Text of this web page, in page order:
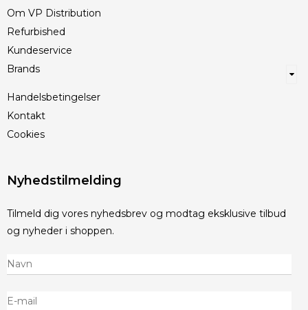
Om VP Distribution
Refurbished
Kundeservice
Brands
Handelsbetingelser
Kontakt
Cookies
Nyhedstilmelding
Tilmeld dig vores nyhedsbrev og modtag eksklusive tilbud
og nyheder i shoppen.